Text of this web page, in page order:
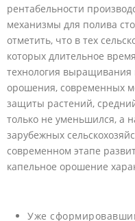
рентабельности
механизмы для полива
отметить, что в тех
которых длительное
технология выращивания
орошения, современных
защиты растений,
только не уменьшился, а
зарубежных
современном этапе
капельное орошение
Уже